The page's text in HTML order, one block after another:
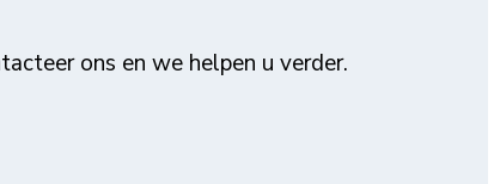
ons en we helpen u verder.